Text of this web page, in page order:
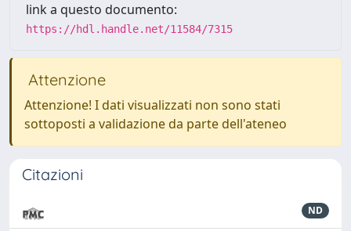
link a questo documento:
https://hdl.handle.net/11584/7315
Attenzione
Attenzione! I dati visualizzati non sono stati
sottoposti a validazione da parte dell'ateneo
Citazioni
ND